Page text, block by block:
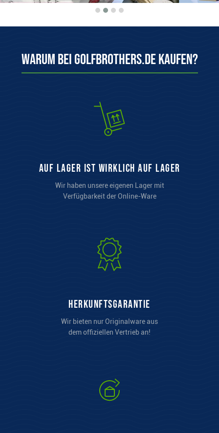
Warum bei Golfbrothers.de kaufen?
auf Lager ist wirklich auf Lager
Wir haben unsere eigenen Lager mit
Verfügbarkeit der Online-Ware
Herkunftsgarantie
Wir bieten nur Originalware aus
dem offiziellen Vertrieb an!